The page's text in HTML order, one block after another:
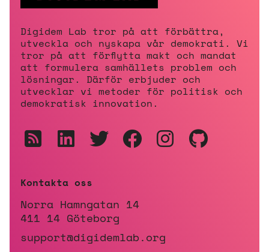
Digidem Lab tror på att förbättra,
utveckla och nyskapa vår demokrati. Vi
tror på att förflytta makt och mandat
att formulera samhällets problem och
lösningar. Därför erbjuder och
utvecklar vi metoder för politisk och
demokratisk innovation.
Kontakta oss
Norra Hamngatan 14
411 14 Göteborg
support@digidemlab.org